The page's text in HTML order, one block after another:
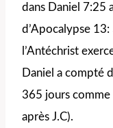
dans Daniel 7:25
d’Apocalypse
l’Antéchrist
Daniel a compté
365 jours
après J.C).